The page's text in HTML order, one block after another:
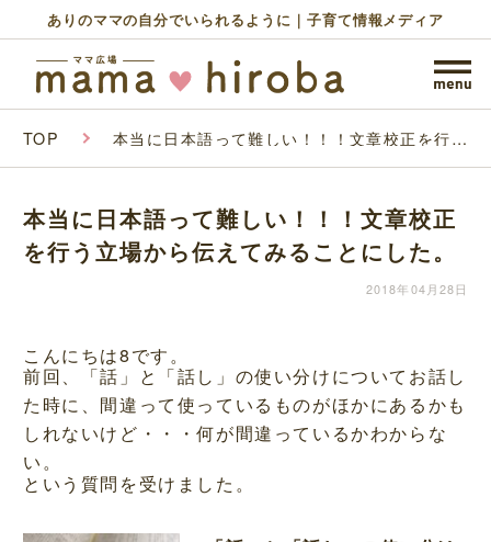
ありのママの自分でいられるように｜子育て情報メディア
TOP 本当に日本語って難しい！！！文章校正を行う
本当に日本語って難しい！！！文章校正
を行う立場から伝えてみることにした。
2018年04月28日
こんにちは8です。
前回、「話」と「話し」の使い分けについてお話し
た時に、間違って使っているものがほかにあるかも
しれないけど・・・何が間違っているかわからな
い。
という質問を受けました。